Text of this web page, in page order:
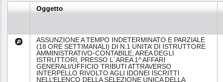
Oggetto
ASSUNZIONE A TEMPO INDETERMINATO E PARZIALE
(18 ORE SETTIMANALI) DI N.1 UNITA’ DI ISTRUTTORE
AMMINISTRATIVO-CONTABILE, AREA DEGLI
ISTRUTTORI, PRESSO L`AREA 1^ AFFARI
GENERALI/UFFICIO TRIBUTI ATTRAVERSO
INTERPELLO RIVOLTO AGLI IDONEI ISCRITTI
NELL’ELENCO DELLA SELEZIONE UNICA DELLA